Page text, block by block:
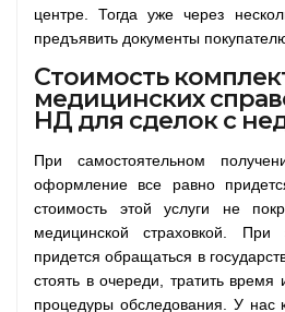
центре. Тогда уже через
предъявить документы
Стоимость
медицинских
НД для сделок с
При самостоятельном
оформление все равно
стоимость этой услуги не
медицинской страховкой.
придется обращаться в
стоять в очереди, тратить
процедуры обследования. У нас